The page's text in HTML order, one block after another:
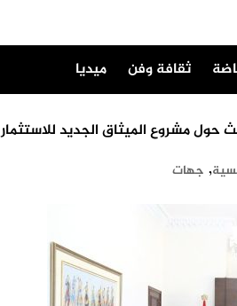
ثقافة وفن ميديا
حول مشروع الميثاق الجديد للاستثمار
, جهات